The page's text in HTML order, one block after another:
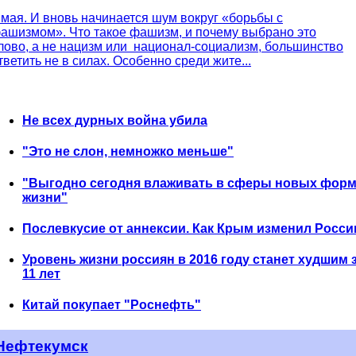
И вновь начинается шум вокруг «борьбы с
Что такое фашизм, и почему выбрано это
а не нацизм или национал-социализм, большинство
не в силах. Особенно среди жите...
Не всех дурных война убила
"Это не слон, немножко меньше"
"Выгодно сегодня влаживать в сферы новых форм
жизни"
Послевкусие от аннексии. Как Крым изменил
Уровень жизни россиян в 2016 году станет худшим
11 лет
Китай покупает "Роснефть"